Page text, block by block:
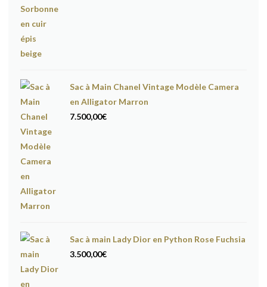
Sac à Main Chanel Vintage Modèle Camera
en Alligator Marron
7.500,00€
Sac à main Lady Dior en Python Rose Fuchsia
3.500,00€